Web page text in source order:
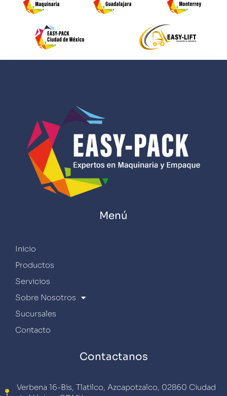
Menú
Inicio
Productos
Servicios
Sobre Nosotros
Sucursales
Contacto
Contactanos
Verbena 16-Bis, Tlatilco, Azcapotzalco, 02860 Ciudad